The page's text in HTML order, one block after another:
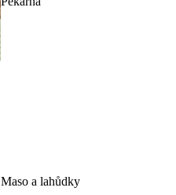
Maso a lahůdky